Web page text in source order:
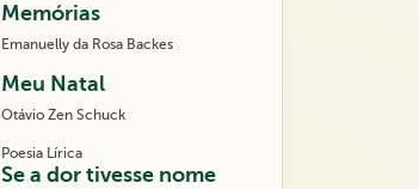
Memórias
Emanuelly da Rosa Backes
Meu Natal
Otávio Zen Schuck
Poesia Lírica
Se a dor tivesse nome